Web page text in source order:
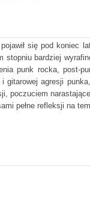
się pod koniec
bardziej
punk rocka, post-
agresji
poczuciem
pełne refleksji na